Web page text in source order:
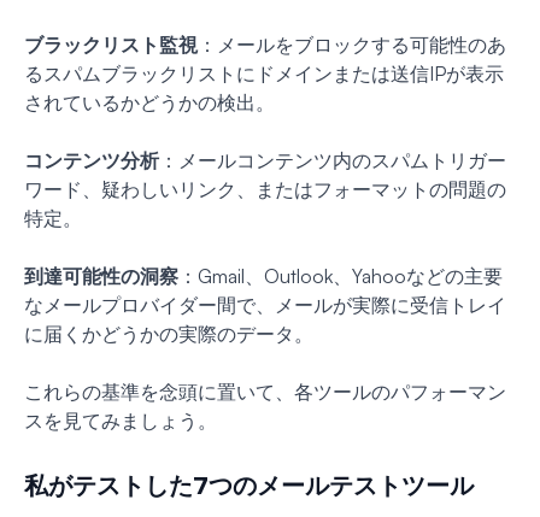
ブラックリスト監視 ：メールをブロックする可能性のあ
るスパムブラックリストにドメインまたは送信IPが表示
されているかどうかの検出。
コンテンツ分析：メールコンテンツ内のスパムトリガー
ワード、疑わしいリンク、またはフォーマットの問題の
特定。
到達可能性の洞察 ：Gmail、Outlook、Yahooなどの主要
なメールプロバイダー間で、メールが実際に受信トレイ
に届くかどうかの実際のデータ。
これらの基準を念頭に置いて、各ツールのパフォーマン
スを見てみましょう。
私がテストした7つのメールテストツール